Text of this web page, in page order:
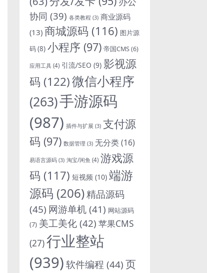
协同 (39) 各类教程 (3) 商业源码
(13) 商城源码 (116) 图片源
码(8) 小程序 (97) 帝国CMS(6)
应用工具 (4) 引流/SEO (9) 影视源
码 (122)微信小程序
(263)手游源码
(987) 插件与扩展 (3) 支付源
码 (97) 数据管理 (3) 无分类(16)
易语言源码 (3) 淘宝/闲鱼 (4) 游戏源
码 (117) 短视频 (10) 端游
源码 (206)精品源码
(45) 网游单机 (41) 网站源码
(7) 美工美化 (42) 苹果CMS
(27)行业整站
(939)软件编程 (44)页